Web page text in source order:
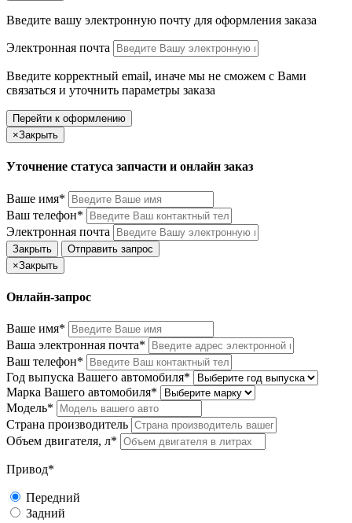
Введите вашу электронную почту для оформления заказа
Электронная почта
Введите корректный email, иначе мы не сможем с Вами
связаться и уточнить параметры заказа
Перейти к оформлению
×Закрыть
Уточнение статуса запчасти и онлайн заказ
Ваше имя*
Ваш телефон*
Электронная почта
Закрыть
Отправить запрос
×Закрыть
Онлайн-запрос
Ваше имя*
Ваша электронная почта*
Ваш телефон*
Год выпуска Вашего автомобиля*
Марка Вашего автомобиля*
Модель*
Страна производитель
Объем двигателя, л*
Привод*
Передний
Задний